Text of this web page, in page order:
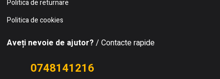
Politica de returnare
Politica de cookies
Aveți nevoie de ajutor? / Contacte rapide
0748141216